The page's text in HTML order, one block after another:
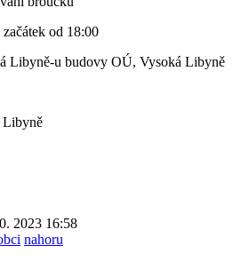
od 18:00
Libyně-u budovy OÚ, Vysoká Libyně
Libyně
2023 16:58
nahoru